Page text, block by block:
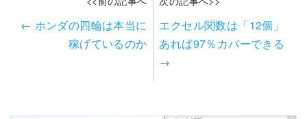
← ホンダの四輪は本当に
稼げているのか
エクセル関数は「12個」
あれば97％カバーできる
→